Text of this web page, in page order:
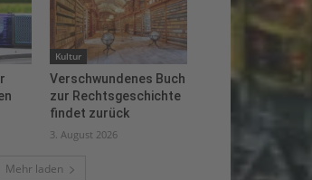
Kultur
Verschwundenes Buch
zur Rechtsgeschichte
findet zurück
3. August 2026
Mehr laden